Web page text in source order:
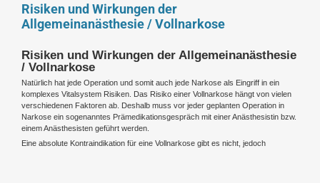
Risiken und Wirkungen der
Allgemeinanästhesie / Vollnarkose
Risiken und Wirkungen der Allgemeinanästhesie
/ Vollnarkose
Natürlich hat jede Operation und somit auch jede Narkose als Eingriff in ein
komplexes Vitalsystem Risiken. Das Risiko einer Vollnarkose hängt von vielen
verschiedenen Faktoren ab. Deshalb muss vor jeder geplanten Operation in
Narkose ein sogenanntes Prämedikationsgespräch mit einer Anästhesistin bzw.
einem Anästhesisten geführt werden.
Eine absolute Kontraindikation für eine Vollnarkose gibt es nicht, jedoch